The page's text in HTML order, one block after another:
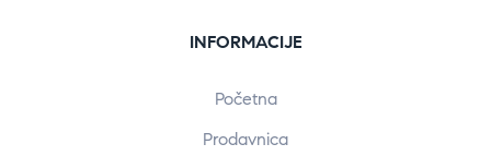
INFORMACIJE
Početna
Prodavnica